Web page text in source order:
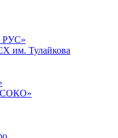
им. Тулайкова